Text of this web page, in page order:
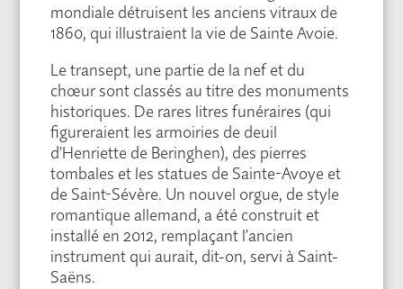
mondiale détruisent les anciens vitraux de
1860, qui illustraient la vie de Sainte Avoie.
Le transept, une partie de la nef et du
chœur sont classés au titre des monuments
historiques. De rares litres funéraires (qui
figureraient les armoiries de deuil
d’Henriette de Beringhen), des pierres
tombales et les statues de Sainte-Avoye et
de Saint-Sévère. Un nouvel orgue, de style
romantique allemand, a été construit et
installé en 2012, remplaçant l’ancien
instrument qui aurait, dit-on, servi à Saint-
Saëns.